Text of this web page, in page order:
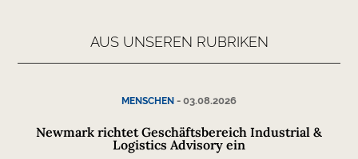
AUS UNSEREN RUBRIKEN
MENSCHEN - 03.08.2026
Newmark richtet Geschäftsbereich Industrial &
Logistics Advisory ein